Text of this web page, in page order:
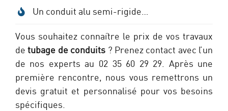
Un conduit alu semi-rigide…
Vous souhaitez connaître le prix de vos travaux
detubage de conduits ? Prenez contact avec l’un
de nos experts au 02 35 60 29 29. Après une
première rencontre, nous vous remettrons un
devis gratuit et personnalisé pour vos besoins
spécifiques.